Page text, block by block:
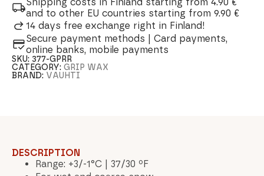
and to other EU countries starting from 9.90 €
14 days free exchange right in Finland!
Secure payment methods | Card payments,
online banks, mobile payments
SKU: 377-GPRR
CATEGORY:GRIP WAX
BRAND: VAUHTI
DESCRIPTION
Range: +3/-1°C | 37/30 ºF